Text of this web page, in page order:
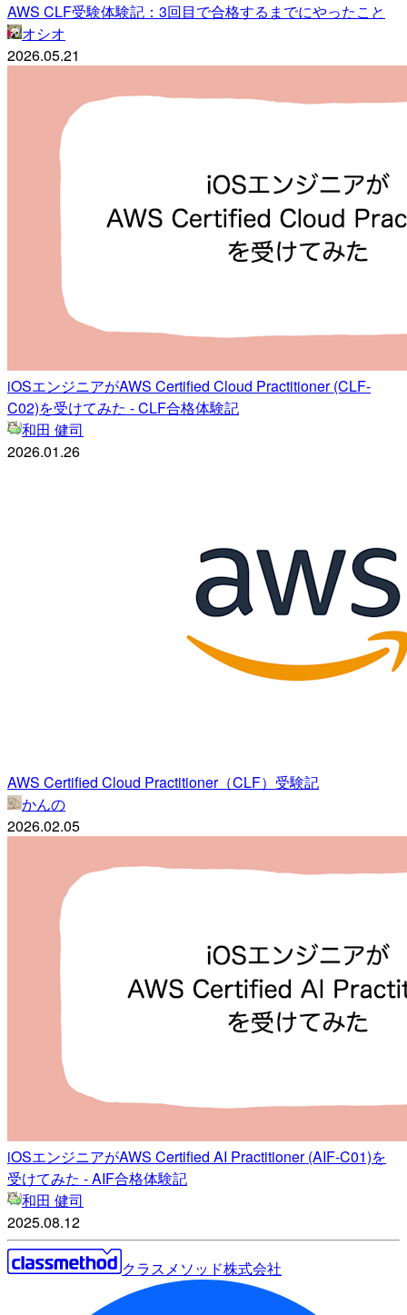
AWS CLF受験体験記：3回目で合格するまでにやったこと
オシオ
2026.05.21
iOSエンジニアがAWS Certified Cloud Practitioner (CLF-
C02)を受けてみた - CLF合格体験記
和田 健司
2026.01.26
AWS Certified Cloud Practitioner（CLF）受験記
かんの
2026.02.05
iOSエンジニアがAWS Certified AI Practitioner (AIF-C01)を
受けてみた - AIF合格体験記
和田 健司
2025.08.12
クラスメソッド株式会社